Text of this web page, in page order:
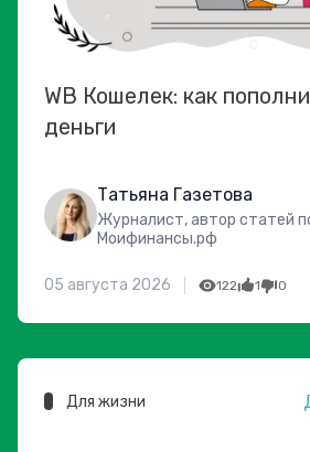
WB Кошелек: как
деньги
Татьяна Газетова
Журналист, автор статей
Моифинансы.рф
05 августа 2026 122 1 0
Для жизни